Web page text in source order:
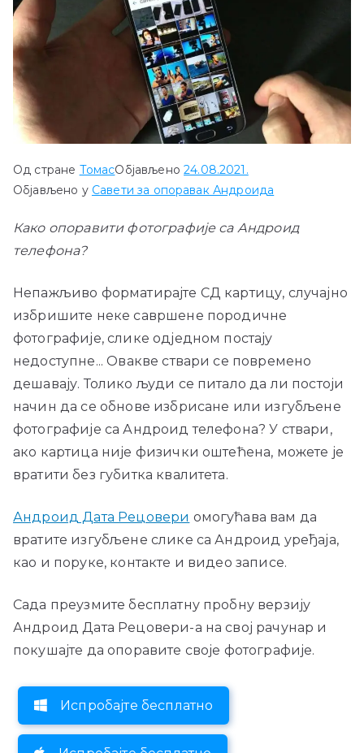
Од стране ТомасОбјављено24.08.2021.
Објављено у Савети за опоравак Андроида
Како опоравити фотографије са Андроид
телефона?
Непажљиво форматирајте СД картицу, случајно
избришите неке савршене породичне
фотографије, слике одједном постају
недоступне... Овакве ствари се повремено
дешавају. Толико људи се питало да ли постоји
начин да се обнове избрисане или изгубљене
фотографије са Андроид телефона? У ствари,
ако картица није физички оштећена, можете је
вратити без губитка квалитета.
Андроид Дата Рецовери омогућава вам да
вратите изгубљене слике са Андроид уређаја,
као и поруке, контакте и видео записе.
Сада преузмите бесплатну пробну верзију
Андроид Дата Рецовери-а на свој рачунар и
покушајте да опоравите своје фотографије.
Испробајте бесплатно